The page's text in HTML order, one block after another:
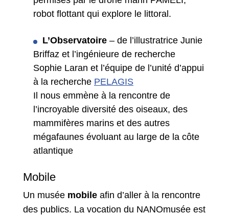
robot flottant qui explore le littoral.
L’Observatoire – de l’illustratrice Junie
Briffaz et l’ingénieure de recherche
Sophie Laran et l’équipe de l’unité d’appui
à la recherche PELAGIS
Il nous emmène à la rencontre de
l’incroyable diversité des oiseaux, des
mammifères marins et des autres
mégafaunes évoluant au large de la côte
atlantique
Mobile
Un musée mobile afin d’aller à la rencontre
des publics. La vocation du NANOmusée est